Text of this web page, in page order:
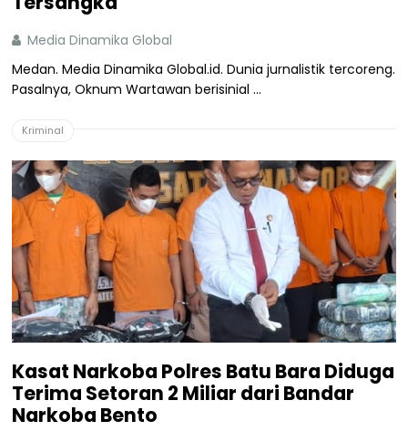
Media Dinamika Global
Medan. Media Dinamika Global.id. Dunia jurnalistik tercoreng.
Pasalnya, Oknum Wartawan berisinial ...
Kriminal
Kasat Narkoba Polres Batu Bara Diduga
Terima Setoran 2 Miliar dari Bandar
Narkoba Bento